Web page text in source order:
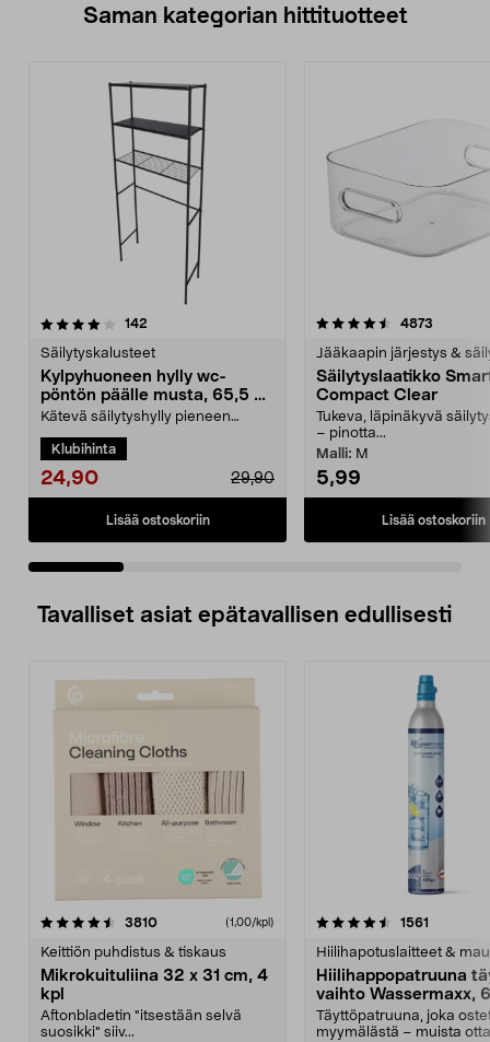
Saman kategorian hittituotteet
142
Säilytyskalusteet
Kylpyhuoneen hylly wc-
pöntön päälle musta, 65,5 x
24 x 163 cm
Kätevä säilytyshylly pieneen
wc-pöntön taaksen tai...
Klubihinta
24,90 29,90
Lisää ostoskoriin
4.5 viidestä
4873
Jääkaapin järjestys &
Säilytyslaatikko
Compact Clear
Tukeva, läpinäkyvä
– pinotta...
Malli: M
5,99
Lisää ostoskoriin
4.5 viidestä
Tavalliset asiat epätavallisen edullisesti
3810arvostelut (1,00/kpl)
Keittiön puhdistus & tiskaus
Mikrokuituliina 32 x 31 cm, 4
kpl
Aftonbladetin "itsestään selvä
suosikki" siiv...
4.5viidestä
1561
Hiilihapotuslaitteet &
Hiilihappopatruuna
vaihto Wassermaxx,
Täyttöpatruuna, joka
myymälästä – muista
4.5viidestä